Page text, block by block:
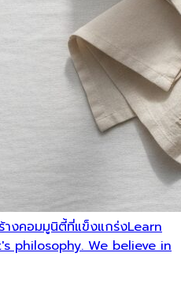
งคอมมูนิตี้ที่แข็งแกร่งLearn
philosophy. We believe in